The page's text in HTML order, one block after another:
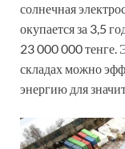
солнечная
окупается за 3,5
23 000 000 тенге.
складах можно
энергию для